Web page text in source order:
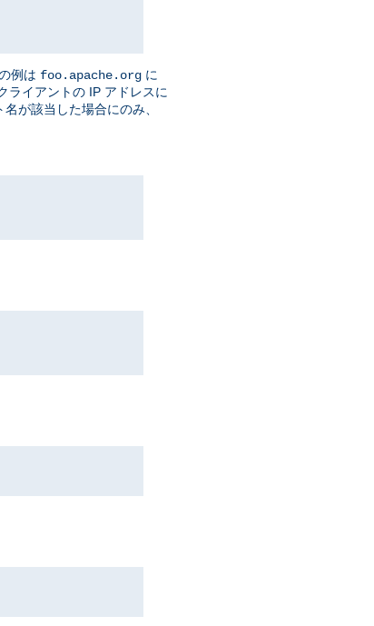
例は foo.apache.org に
ライアントの IP アドレスに
が該当した場合にのみ、